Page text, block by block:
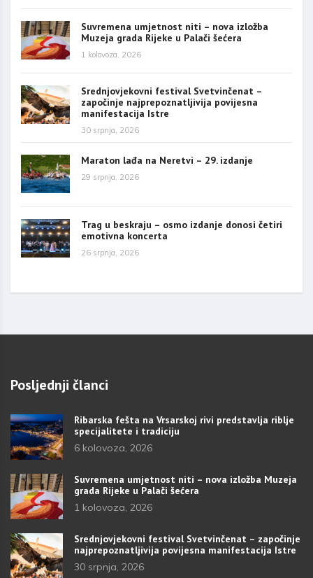
Suvremena umjetnost niti – nova izložba
Muzeja grada Rijeke u Palači šećera
1 kolovoza, 2026
Srednjovjekovni festival Svetvinčenat –
započinje najprepoznatljivija povijesna
manifestacija Istre
30 srpnja, 2026
Maraton lađa na Neretvi – 29. izdanje
29 srpnja, 2026
Trag u beskraju – osmo izdanje donosi četiri
emotivna koncerta
26 srpnja, 2026
Posljednji članci
Ribarska fešta na Vrsarskoj rivi predstavlja riblje
specijalitete i tradiciju
6 kolovoza, 2026
Suvremena umjetnost niti – nova izložba Muzeja
grada Rijeke u Palači šećera
1 kolovoza, 2026
Srednjovjekovni festival Svetvinčenat – započinje
najprepoznatljivija povijesna manifestacija Istre
30 srpnja, 2026